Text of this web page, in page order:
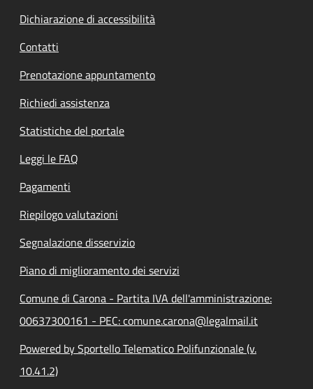
Dichiarazione di accessibilità
Contatti
Prenotazione appuntamento
Richiedi assistenza
Statistiche del portale
Leggi le FAQ
Pagamenti
Riepilogo valutazioni
Segnalazione disservizio
Piano di miglioramento dei servizi
Comune di Carona - Partita IVA dell'amministrazione:
00637300161 - PEC: comune.carona@legalmail.it
Powered by Sportello Telematico Polifunzionale (v.
10.41.2)